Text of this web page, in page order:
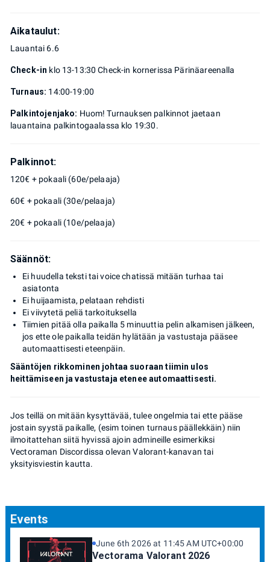
Aikataulut:
Lauantai 6.6
Check-in klo 13-13:30 Check-in kornerissa Pärinäareenalla
Turnaus: 14:00-19:00
Palkintojenjako: Huom! Turnauksen palkinnot jaetaan
lauantaina palkintogaalassa klo 19:30.
Palkinnot:
120€ + pokaali (60e/pelaaja)
60€ + pokaali (30e/pelaaja)
20€ + pokaali (10e/pelaaja)
Säännöt:
Ei huudella teksti tai voice chatissä mitään turhaa tai
asiatonta
Ei huijaamista, pelataan rehdisti
Ei viivytetä peliä tarkoituksella
Tiimien pitää olla paikalla 5 minuuttia pelin alkamisen jälkeen,
jos ette ole paikalla teidän hylätään ja vastustaja pääsee
automaattisesti eteenpäin.
Sääntöjen rikkominen johtaa suoraan tiimin ulos
heittämiseen ja vastustaja etenee automaattisesti.
Jos teillä on mitään kysyttävää, tulee ongelmia tai ette pääse
jostain syystä paikalle, (esim toinen turnaus päällekkäin) niin
ilmoitattehan siitä hyvissä ajoin admineille esimerkiksi
Vectoraman Discordissa olevan Valorant-kanavan tai
yksityisviestin kautta.
Events
June 6th 2026 at 11:45 AM UTC+00:00
Vectorama Valorant 2026